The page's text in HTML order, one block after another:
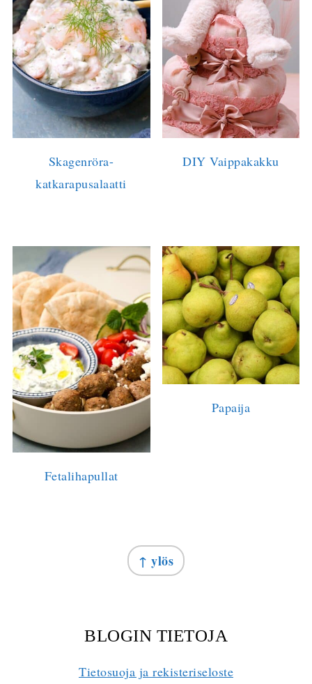
Skagenröra-
katkarapusalaatti
DIY Vaippakakku
Fetalihapullat
Papaija
↑ ylös
BLOGIN TIETOJA
Tietosuoja ja rekisteriseloste